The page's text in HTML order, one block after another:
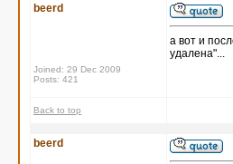
beerd
Joined: 29 Dec 2009
Posts: 421
а вот и
удалена"...
Back to top
beerd